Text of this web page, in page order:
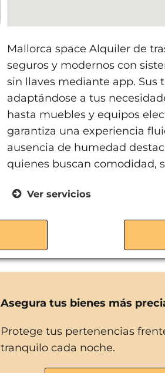
Mallorca space Alquiler de
seguros y modernos con
sin llaves mediante app. Sus
adaptándose a tus
hasta muebles y equipos
garantiza una experiencia
ausencia de humedad
quienes buscan comodidad,
Ver servicios
Cerraduras electrónicas
Asegura tus bienes más
Protege tus pertenencias
tranquilo cada noche.